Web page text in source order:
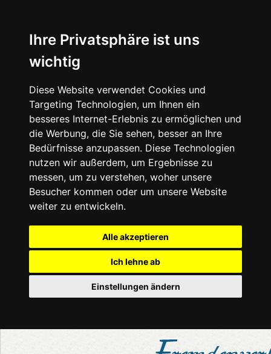
Ihre Privatsphäre ist uns
wichtig
Diese Website verwendet Cookies und
Targeting Technologien, um Ihnen ein
besseres Internet-Erlebnis zu ermöglichen und
die Werbung, die Sie sehen, besser an Ihre
Bedürfnisse anzupassen. Diese Technologien
nutzen wir außerdem, um Ergebnisse zu
messen, um zu verstehen, woher unsere
Besucher kommen oder um unsere Website
weiter zu entwickeln.
Alle akzeptieren
Ich lehne ab
Einstellungen ändern